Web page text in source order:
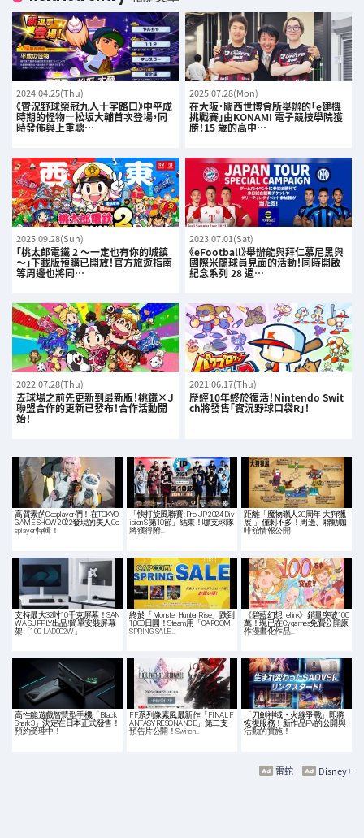
2024.04.25(Thu)
《實況野球榮冠九人十字路口》中平成
時期的怪物—松坂大輔首次登場，同
時發佈與上重聰…
2025.07.28(Mon)
在大阪·關西世博會所舉辦的「e建機
挑戰賽」由KONAMI 電子競技學院獲
勝！15 歲的高中…
2025.09.28(Sun)
「桃太郎電鐵 2 ～一定也有你的城鎮
～」下載版預購已開放！官方旅遊指南
等周邊也將同…
2023.07.01(Sat)
《eFootball》舉辦能與拜仁慕尼黑與
國際米蘭球員見面的活動！同時開啟
紀念系列 28 週…
2022.07.28(Thu)
去球場之前先更新到最新版！桃鐵×Ｊ
聯盟合作的更新已發布！合作活動開
始！
2021.06.17(Thu)
歷經10年終於復活！Nintendo Swit
ch將發售「實況野球口袋R」！
高質素的Cosplayer們！在TOKYO
GAME SHOW 2022發現的美人Co
splayer特輯！
「快打旋風聯賽: Pro-JP 2024 Div
ision S 第10節」結束！哪支球隊
將獲得附…
距離「魔物獵人20周年-大狩獵
展-」僅剩不多！周邊、聯動咖
啡舘情報公開
支持最大32吋10千克屏幕！SAN
WA SUPPLY出品!簡單安裝屏幕
架「100-LAD002W」
終於「Monster Hunter Rise」跌到
1,000日圓！Steam用「CAPCOM
SPRING SALE…
《碧藍幻想 relink》銷量突破100
萬！現已在Cygames免費公開原
作漫畫化作品…
高性能遊戲智慧型手機「Black
Shark 3」決定在日本正式發售！
預約受理中！
FF系列像素風最新作「FINAL F
ANTASY RESONANCE」第二支
預告片公開！Switch…
「刀劍神域・火線爭戰」即將
恢復服務！新作品PV的公開與
活動的實施！
Disney+
雷蛇